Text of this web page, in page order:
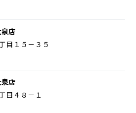
店
目１５－３５
店
目４８－１